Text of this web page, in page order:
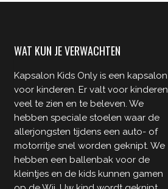
WAT KUN JE VERWACHTEN
Kapsalon Kids Only is een kapsalon
voor kinderen. Er valt voor kinderen
veel te zien en te beleven. We
hebben speciale stoelen waar de
allerjongsten tijdens een auto- of
motorritje snel worden geknipt. We
hebben een ballenbak voor de
kleintjes en de kids kunnen gamen